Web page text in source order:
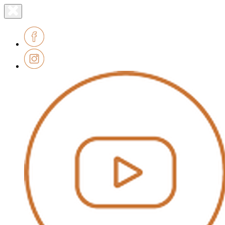
le
Lien
page
accueil